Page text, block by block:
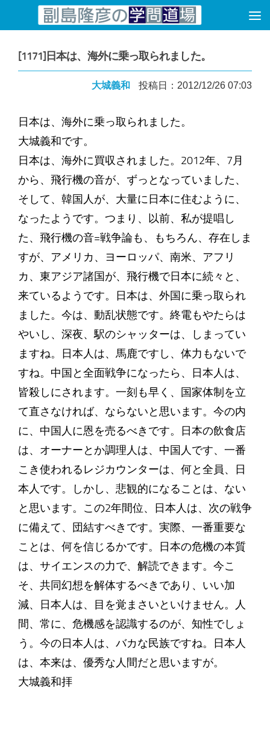
コンテンツへスキップ
[1171]日本は、海外に乗っ取られました。
大城義和 投稿日：2012/12/26 07:03
日本は、海外に乗っ取られました。
大城義和です。
日本は、海外に買収されました。2012年、7月
から、飛行機の音が、ずっとなっていました、
そして、韓国人が、大量に日本に住むように、
なったようです。つまり、以前、私が提唱し
た、飛行機の音=戦争論も、もちろん、存在しま
すが、アメリカ、ヨーロッパ、南米、アフリ
カ、東アジア諸国が、飛行機で日本に続々と、
来ているようです。日本は、外国に乗っ取られ
ました。今は、動乱状態です。終電もやたらは
やいし、深夜、駅のシャッターは、しまってい
ますね。日本人は、馬鹿ですし、体力もないで
すね。中国と全面戦争になったら、日本人は、
皆殺しにされます。一刻も早く、国家体制を立
て直さなければ、ならないと思います。今の内
に、中国人に恩を売るべきです。日本の飲食店
は、オーナーとか調理人は、中国人です、一番
こき使われるレジカウンターは、何と全員、日
本人です。しかし、悲観的になることは、ない
と思います。この2年間位、日本人は、次の戦争
に備えて、団結すべきです。実際、一番重要な
ことは、何を信じるかです。日本の危機の本質
は、サイエンスの力で、解読できます。今こ
そ、共同幻想を解体するべきであり、いい加
減、日本人は、目を覚まさいといけません。人
間、常に、危機感を認識するのが、知性でしょ
う。今の日本人は、バカな民族ですね。日本人
は、本来は、優秀な人間だと思いますが。
大城義和拝